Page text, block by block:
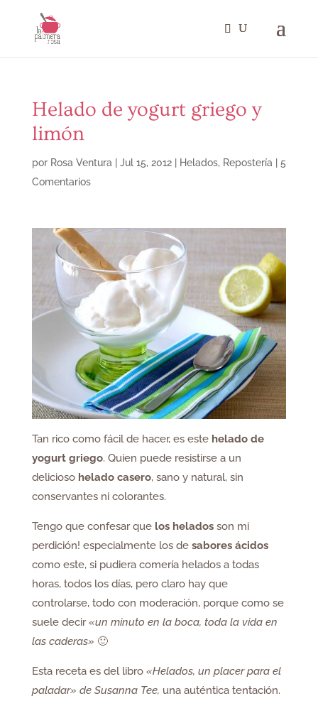
Helado de yogurt griego y
limón
por Rosa Ventura Jul 15, 2012| Helados, Repostería
5
Comentarios
Tan rico como fácil de hacer, es este helado de
yogurt griego. Quien puede resistirse a un
delicioso helado casero, sano y natural, sin
conservantes ni colorantes.
Tengo que confesar quelos heladosson mi
perdición! especialmente los de sabores ácidos
como este, si pudiera comería helados a todas
horas, todos los días, pero claro hay que
controlarse, todo con moderación, porque como se
suele decir«un minuto en la boca, toda la vida en
las caderas» 🙂
Esta receta es del libro «Helados, un placer para el
paladar» de Susanna Tee, una auténtica tentación.